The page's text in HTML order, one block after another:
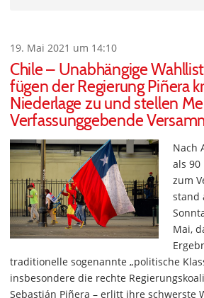
19. Mai 2021 um 14:10
Chile – Unabhängige
fügen der Regierung Piñera
Niederlage zu und stellen
Verfassunggebende
Nach
als 90
zum
stand
Mai,
traditionelle sogenannte „politische
insbesondere die rechte
Sebastián Piñera – erlitt ihre schwerste